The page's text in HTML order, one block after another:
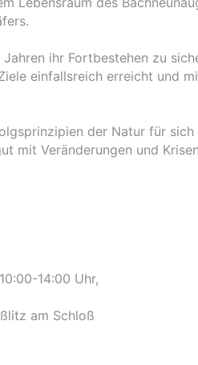
ihr Fortbestehen zu
einfallsreich erreicht und
der Natur für
mit Veränderungen und
14:00 Uhr,
am Schloß